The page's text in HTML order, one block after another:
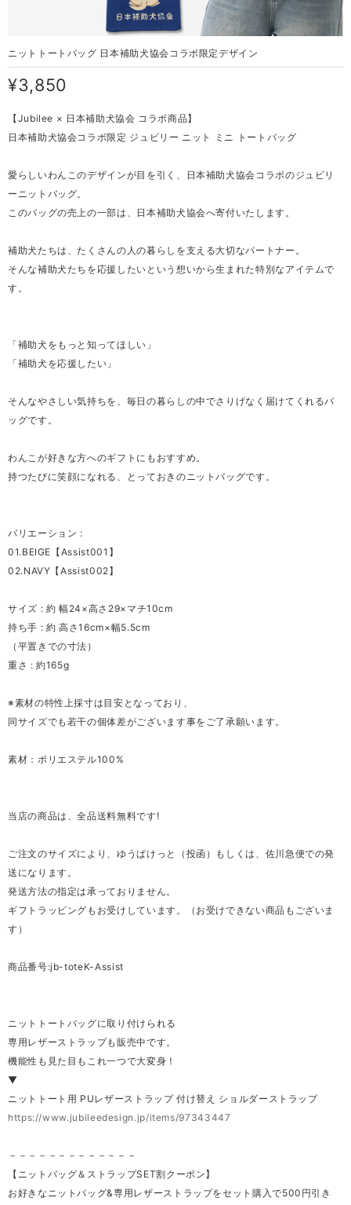
ニットトートバッグ 日本補助犬協会コラボ限定デザイン
¥3,850
【Jubilee × 日本補助犬協会 コラボ商品】
日本補助犬協会コラボ限定 ジュビリー ニット ミニ トートバッグ
愛らしいわんこのデザインが目を引く、日本補助犬協会コラボのジュビリ
ーニットバッグ。
このバッグの売上の一部は、日本補助犬協会へ寄付いたします。
補助犬たちは、たくさんの人の暮らしを支える大切なパートナー。
そんな補助犬たちを応援したいという想いから生まれた特別なアイテムで
す。
「補助犬をもっと知ってほしい」
「補助犬を応援したい」
そんなやさしい気持ちを、毎日の暮らしの中でさりげなく届けてくれるバ
ッグです。
わんこが好きな方へのギフトにもおすすめ。
持つたびに笑顔になれる、とっておきのニットバッグです。
バリエーション :
01.BEIGE【Assist001】
02.NAVY【Assist002】
サイズ : 約 幅24×高さ29×マチ10cm
持ち手 : 約 高さ16cm×幅5.5cm
（平置きでの寸法）
重さ : 約165g
※素材の特性上採寸は目安となっており、
同サイズでも若干の個体差がございます事をご了承願います。
素材：ポリエステル100%
当店の商品は、全品送料無料です!
ご注文のサイズにより、ゆうぱけっと（投函）もしくは、佐川急便での発
送になります。
発送方法の指定は承っておりません。
ギフトラッピングもお受けしています。（お受けできない商品もございま
す）
商品番号:jb-toteK-Assist
ニットトートバッグに取り付けられる
専用レザーストラップも販売中です。
機能性も見た目もこれ一つで大変身！
▼
ニットトート用 PUレザーストラップ 付け替え ショルダーストラップ
https://www.jubileedesign.jp/items/97343447
－－－－－－－－－－－－－
【ニットバッグ＆ストラップSET割クーポン】
お好きなニットバッグ&専用レザーストラップをセット購入で500円引き